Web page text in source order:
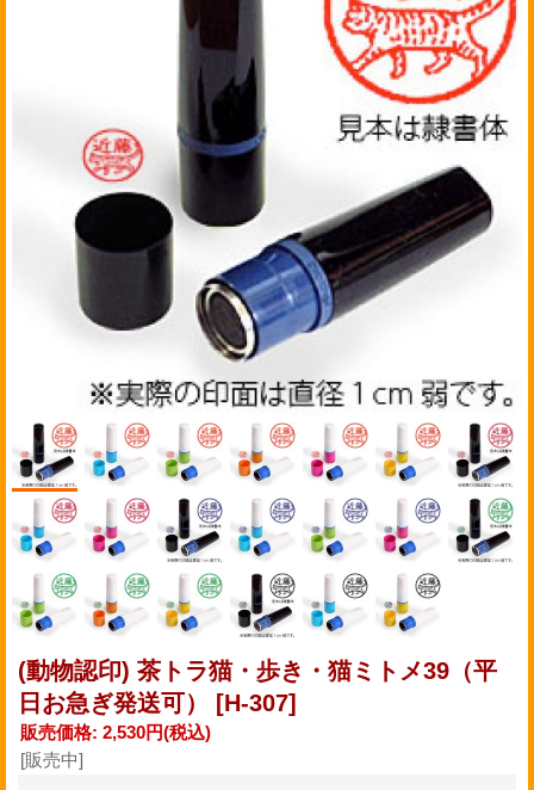
(動物認印) 茶トラ猫・歩き・猫ミトメ39（平
日お急ぎ発送可） [H-307]
販売価格: 2,530円(税込)
[販売中]